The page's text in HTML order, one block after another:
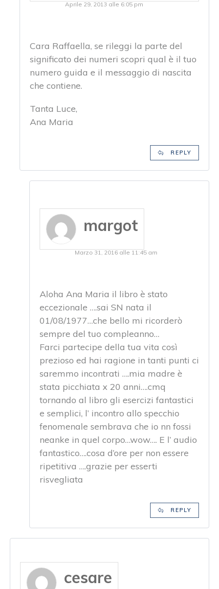
Aprile 29, 2013 alle 6:05 pm
Cara Raffaella, se rileggi la parte del
significato dei numeri scopri qual è il tuo
numero guida e il messaggio di nascita
che contiene.
Tanta Luce,
Ana Maria
REPLY
margot
Marzo 31, 2016 alle 11:45 am
Aloha Ana Maria il libro è stato
eccezionale ….sai SN nata il
01/08/1977…che bello mi ricorderò
sempre del tuo compleanno…
Farci partecipe della tua vita così
prezioso ed hai ragione in tanti punti ci
saremmo incontrati ….mia madre è
stata picchiata x 20 anni….cmq
tornando al libro gli esercizi fantastici
e semplici, l’ incontro allo specchio
fenomenale sembrava che io nn fossi
neanke in quel corpo…wow…. E l’ audio
fantastico….cosa d’ore per non essere
ripetitiva ….grazie per esserti
risvegliata
REPLY
cesare